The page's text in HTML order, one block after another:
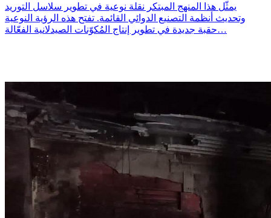
يمثّل هذا المنهج المبتكر نقلة نوعية في تطوير سلاسل التوريد
وتحديث أنظمة التصنيع الدوائي القائمة. تفتح هذه الرؤية النوعية
حقبة جديدة في تطوير إنتاج المُكوّنات الصيدلانية الفعّالة…